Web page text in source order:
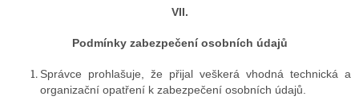
VII.
Podmínky zabezpečení osobních údajů
Správce prohlašuje, že přijal veškerá vhodná technická a
organizační opatření k zabezpečení osobních údajů.